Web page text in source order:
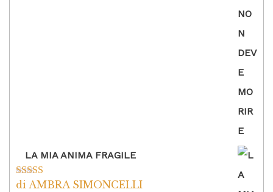
LA MIA ANIMA FRAGILE
Valutato5su
di AMBRA SIMONCELLI